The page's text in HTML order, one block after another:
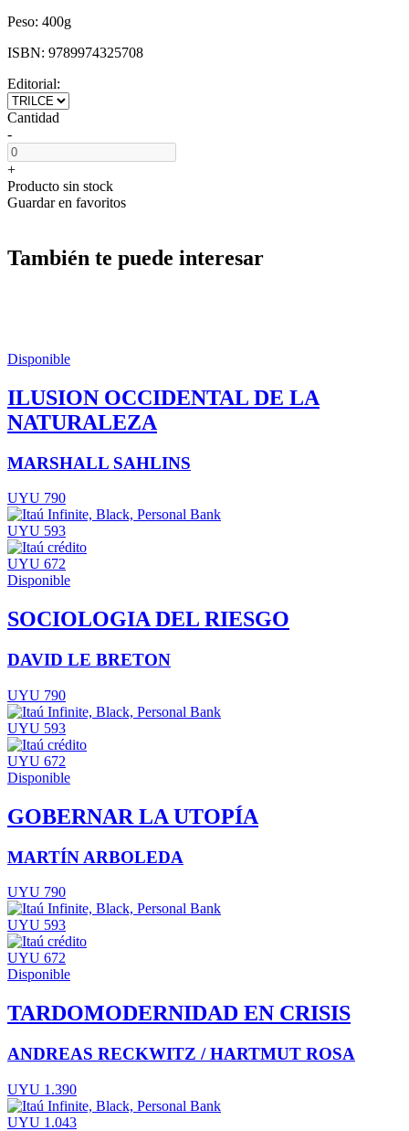
Peso: 400g
ISBN: 9789974325708
Editorial:
Cantidad
-
+
Producto sin stock
Guardar en favoritos
También te puede interesar
Disponible
ILUSION OCCIDENTAL DE LA
NATURALEZA
MARSHALL SAHLINS
UYU 790
UYU 593
UYU 672
Disponible
SOCIOLOGIA DEL RIESGO
DAVID LE BRETON
UYU 790
UYU 593
UYU 672
Disponible
GOBERNAR LA UTOPÍA
MARTÍN ARBOLEDA
UYU 790
UYU 593
UYU 672
Disponible
TARDOMODERNIDAD EN CRISIS
ANDREAS RECKWITZ / HARTMUT ROSA
UYU 1.390
UYU 1.043